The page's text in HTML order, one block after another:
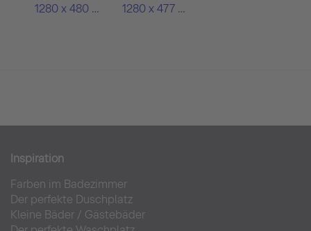
1280 x 480 mm
1280 x 477 mm
Inspiration
Farben im Badezimmer
Der perfekte Duschplatz
Kleine Bäder / Gästebäder